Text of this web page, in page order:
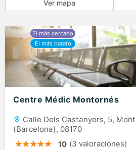
Ver mapa
Centre Médic Montornés
Calle Dels Castanyers, 5,
(Barcelona), 08170
10 (3 valoraciones)